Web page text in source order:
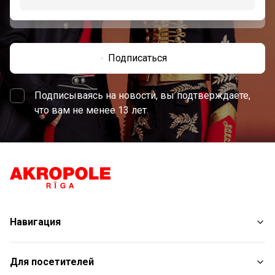
Подписаться
Подписываясь на новости, вы подтверждаете,
что вам не менее 13 лет.
Навигация
Магазины
Услуги
Для посетителей